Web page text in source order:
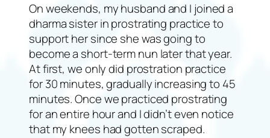
On weekends, my husband and I joined a
dharma sister in prostrating practice to
support her since she was going to
become a short-term nun later that year.
At first, we only did prostration practice
for 30 minutes, gradually increasing to 45
minutes. Once we practiced prostrating
for an entire hour and I didn’t even notice
that my knees had gotten scraped.